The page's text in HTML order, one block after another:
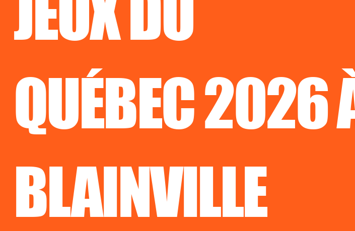
QUÉBEC 2026
BLAINVILLE